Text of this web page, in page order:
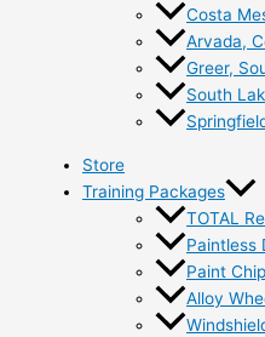
Costa
Arvada,
Greer,
South
Store
Training Packages
TOTAL
Paintless
Paint
Alloy